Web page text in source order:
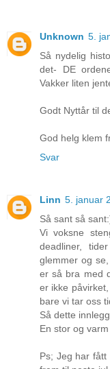
Unknown 5.
Så nydelig
det- DE
Vakker liten
Godt Nyttår til
God helg klem
Svar
Linn 5. januar
Så sant så
Vi voksne
deadliner,
glemmer og
er så bra med
er ikke
bare vi tar oss
Så dette
En stor og
Ps; Jeg har